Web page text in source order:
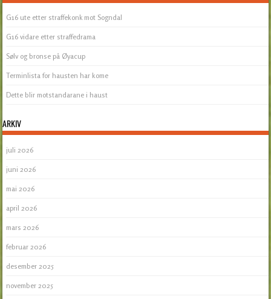
G16 ute etter straffekonk mot Sogndal
G16 vidare etter straffedrama
Sølv og bronse på Øyacup
Terminlista for hausten har kome
Dette blir motstandarane i haust
ARKIV
juli 2026
juni 2026
mai 2026
april 2026
mars 2026
februar 2026
desember 2025
november 2025